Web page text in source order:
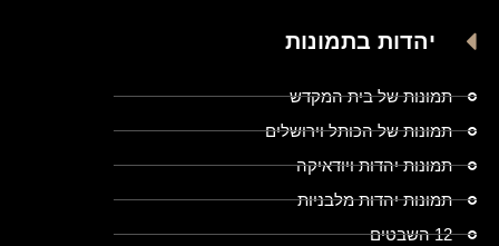
יהדות בתמונות
תמונות של בית המקדש
תמונות של הכותל וירושלים
תמונות יהדות ויודאיקה
תמונות יהדות מלבניות
12 השבטים